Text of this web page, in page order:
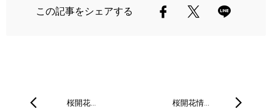
この記事をシェアする
桜開花… 桜開花情…